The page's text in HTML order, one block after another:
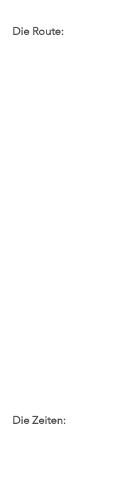
Die Route:
Die Zeiten: